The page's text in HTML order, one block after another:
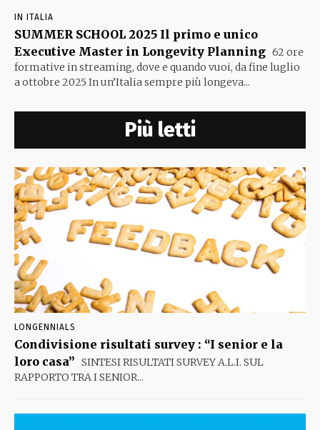
IN ITALIA
SUMMER SCHOOL 2025 Il primo e unico
Executive Master in Longevity Planning 62 ore
formative in streaming, dove e quando vuoi, da fine luglio
a ottobre 2025 In un’Italia sempre più longeva...
Più letti
LONGENNIALS
Condivisione risultati survey : “I senior e la
loro casa” SINTESI RISULTATI SURVEY A.L.I. SUL
RAPPORTO TRA I SENIOR...